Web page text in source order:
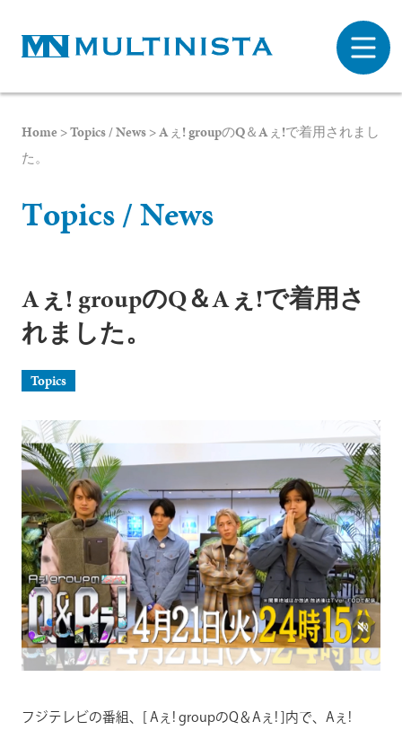
Home>Topics / News>Aぇ! groupのQ＆Aぇ!で着用されまし
た。
Topics/News
Aぇ! groupのQ＆Aぇ!で着用さ
れました。
Topics
フジテレビの番組、[ Aぇ! groupのQ＆Aぇ! ]内で、Aぇ!